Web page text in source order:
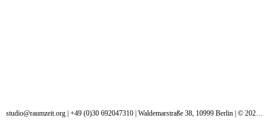
studio@raumzeit.org | +49 (0)30 692047310 | Waldemarstraße 38, 10999 Berlin | © 2024 raumzeit. Alle Rechte vorbehalten.